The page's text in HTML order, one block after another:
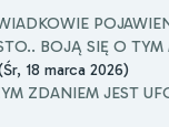
BOJĄ SIĘ O
18 marca 2026)
ZDANIEM JEST